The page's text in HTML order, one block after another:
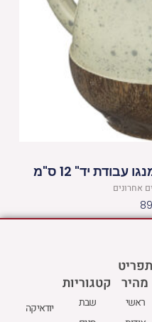
יד" 12 ס"מ
אחרונים
תפריט
מהיר
ראשי
קטגוריות
שבת
יודאיקה